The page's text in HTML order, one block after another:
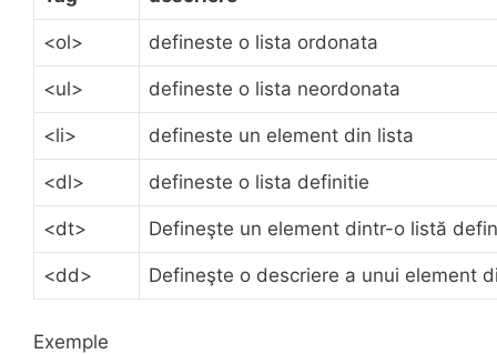
<ol> defineste o lista ordonata
<ul> defineste o lista neordonata
<li> defineste un element din lista
<dl> defineste o lista definitie
<dt> Defineşte un element dintr-o listă
<dd> Defineşte o descriere a unui element
Exemple